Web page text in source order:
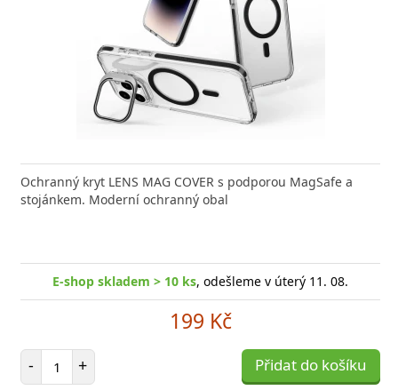
Ochranný kryt LENS MAG COVER s podporou MagSafe a
stojánkem. Moderní ochranný obal
E-shop skladem > 10 ks, odešleme v úterý 11. 08.
199 Kč
- Počet položek
+ Přidat do košíku
FIXED zajistí rychlé a bezpečné nabíjení
moderního smartphonu,
skladem > 10 ks, odešleme v úterý 11. 08.
položek
+ Přidat do košíku -